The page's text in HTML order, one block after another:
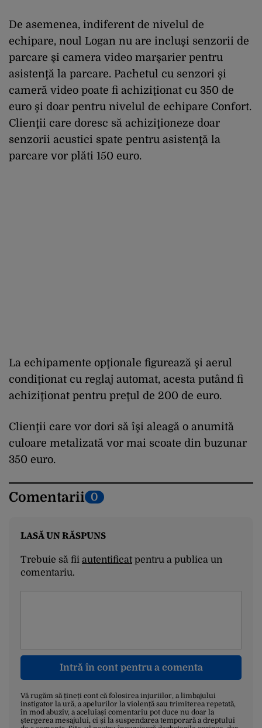
De asemenea, indiferent de nivelul de
echipare, noul Logan nu are incluşi senzorii de
parcare şi camera video marşarier pentru
asistenţă la parcare. Pachetul cu senzori şi
cameră video poate fi achiziţionat cu 350 de
euro şi doar pentru nivelul de echipare Confort.
Clienţii care doresc să achiziţioneze doar
senzorii acustici spate pentru asistenţă la
parcare vor plăti 150 euro.
La echipamente opţionale figurează şi aerul
condiţionat cu reglaj automat, acesta putând fi
achiziţionat pentru preţul de 200 de euro.
Clienţii care vor dori să îşi aleagă o anumită
culoare metalizată vor mai scoate din buzunar
350 euro.
Comentarii 0
LASĂ UN RĂSPUNS
Trebuie să fii autentificatpentru a publica un
comentariu.
Intră în cont pentru a comenta
Vă rugăm să țineți cont că folosirea injuriilor, a limbajului
instigator la ură, a apelurilor la violență sau trimiterea repetată,
în mod abuziv, a aceluiași comentariu pot duce nu doar la
ștergerea mesajului, ci și la suspendarea temporară a dreptului